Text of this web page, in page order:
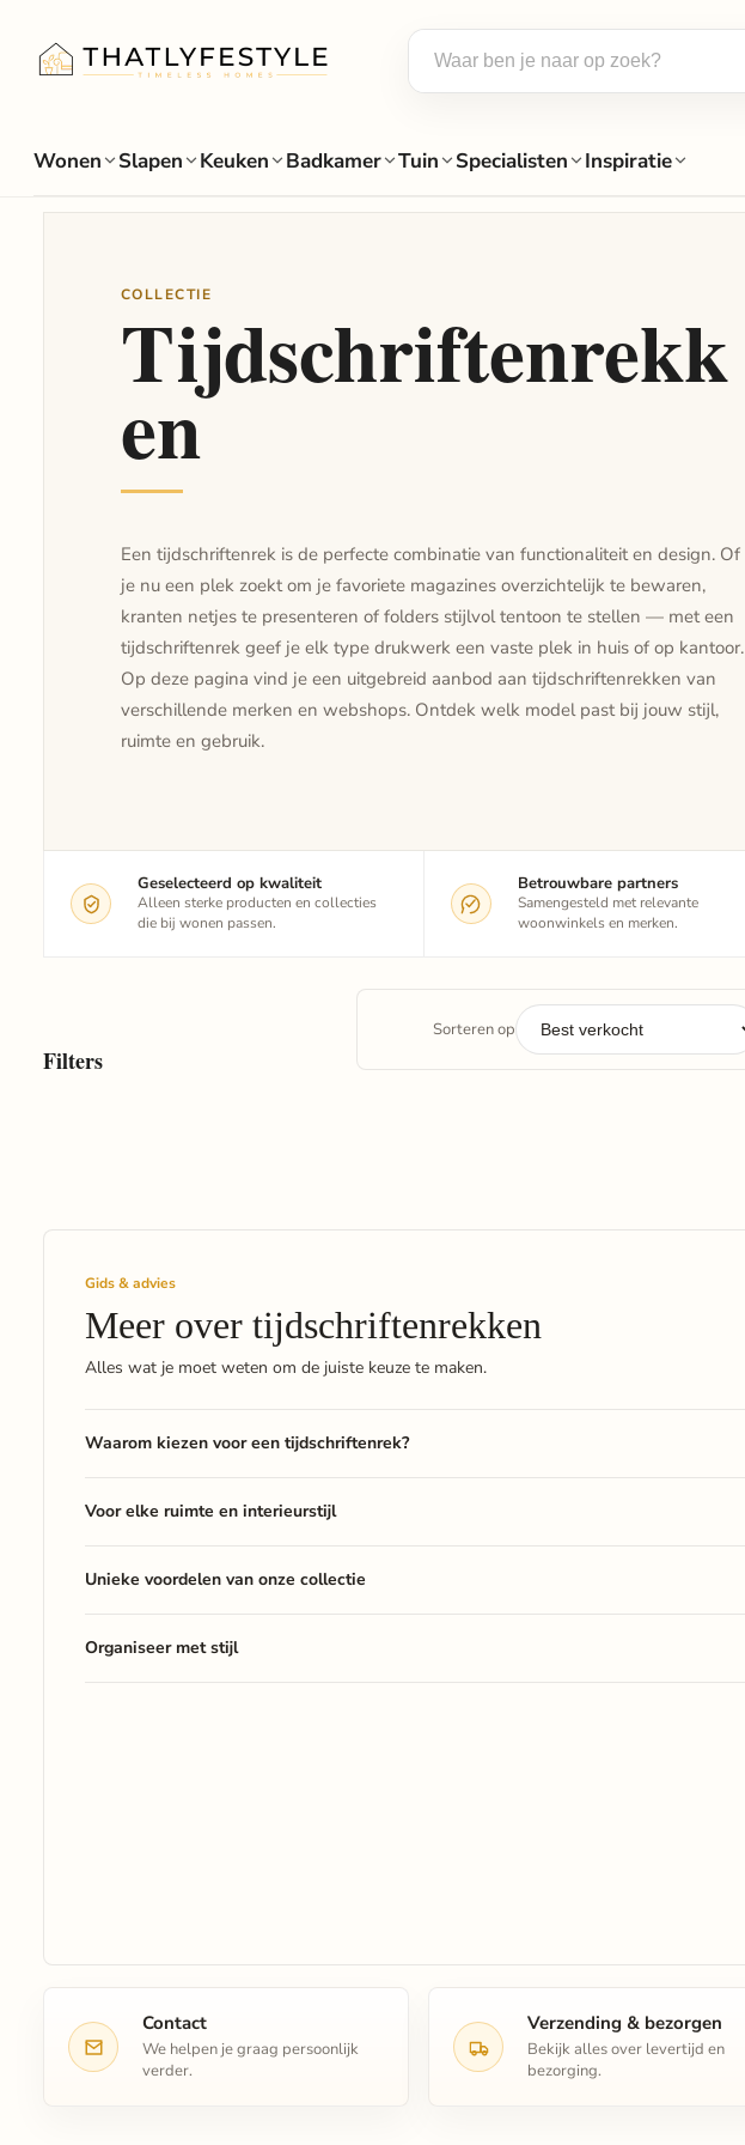
Wonen Slapen Keuken Badkamer Tuin Specialisten Inspiratie
COLLECTIE
Tijdschriftenrekk
en
Een tijdschriftenrek is de perfecte combinatie van functionaliteit en design. Of
je nu een plek zoekt om je favoriete magazines overzichtelijk te bewaren,
kranten netjes te presenteren of folders stijlvol tentoon te stellen — met een
tijdschriftenrek geef je elk type drukwerk een vaste plek in huis of op kantoor.
Op deze pagina vind je een uitgebreid aanbod aan tijdschriftenrekken van
verschillende merken en webshops. Ontdek welk model past bij jouw stijl,
ruimte en gebruik.
Geselecteerd op kwaliteit
Alleen sterke producten en collecties
die bij wonen passen.
Betrouwbare partners
Samengesteld met relevante
woonwinkels en merken.
Filters
Sorteren op
Gids & advies
Meer over tijdschriftenrekken
Alles wat je moet weten om de juiste keuze te maken.
Waarom kiezen vooreen tijdschriftenrek?
Voorelke ruimte en interieurstijl
Unieke voordelen van onze collectie
Organiseer metstijl
Contact
We helpen je graag persoonlijk
verder.
Verzending & bezorgen
Bekijk alles over levertijd en
bezorging.